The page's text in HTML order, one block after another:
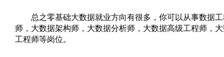
总之零基础大数据就业方向有很多，你可以从事数据工
师，大数据架构师，大数据分析师，大数据高级工程师，
工程师等岗位。